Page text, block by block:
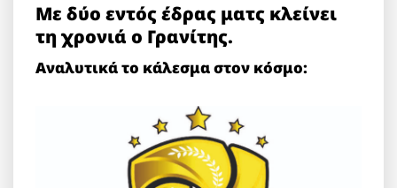
Με δύο εντός έδρας ματς κλείνει
τη χρονιά ο Γρανίτης.
Αναλυτικά το κάλεσμα στον κόσμο: